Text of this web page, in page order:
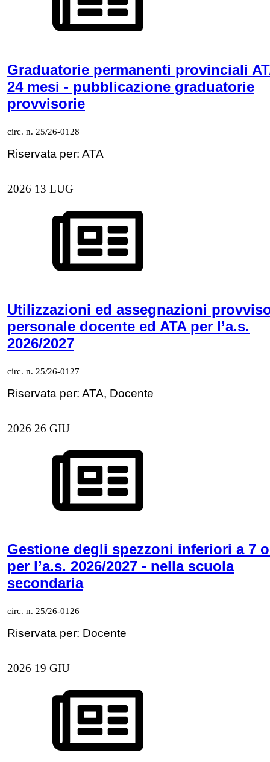
Graduatorie permanenti provinciali
24 mesi - pubblicazione graduatorie
provvisorie
circ. n. 25/26-0128
Riservata per: ATA
2026 13 LUG
Utilizzazioni ed assegnazioni
personale docente ed ATA per l’a.s.
2026/2027
circ. n. 25/26-0127
Riservata per: ATA, Docente
2026 26 GIU
Gestione degli spezzoni inferiori a 7
per l’a.s. 2026/2027 - nella scuola
secondaria
circ. n. 25/26-0126
Riservata per: Docente
2026 19 GIU